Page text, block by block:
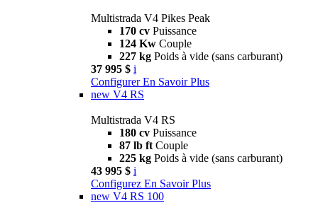
Multistrada V4 Pikes Peak
170 cv Puissance
124 Kw Couple
227 kg Poids à vide (sans carburant)
37 995 $ i
Configurer En Savoir Plus
new V4 RS
Multistrada V4 RS
180 cv Puissance
87 lb ft Couple
225 kg Poids à vide (sans carburant)
43 995 $ i
Configurez En Savoir Plus
new V4 RS 100